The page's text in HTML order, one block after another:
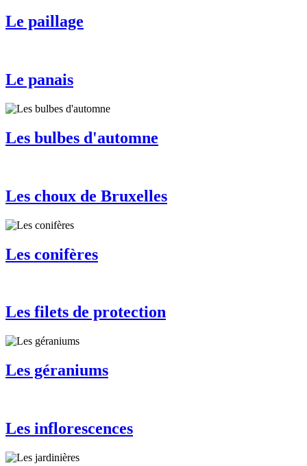
Le paillage
Le panais
Les bulbes d'automne
Les choux de Bruxelles
Les conifères
Les filets de protection
Les géraniums
Les inflorescences